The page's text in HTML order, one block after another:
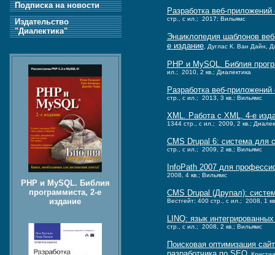
Подписка на новости
Издательство
"Диалектика"
PHP и MySQL. Библия
программиста, 2-е
издание
Разработка веб-
стр., с ил.; 2017; Вильямс
Энциклопедия шаблонов
е издание, Дуглас К. Ван Дaйн,
PHP и MySQL. Библия
ил.; 2010, 2 кв.; Диалектика
Разработка веб-
стр., с ил.; 2013, 3 кв.; Вильямс
XML. Работа с XML, 4-е
1344 стр., с ил.; 2009, 2 кв.;
CMS Drupal 6: система для
стр., с ил.; 2009, 2 кв.; Вильямс
InfoPath 2007 для
2008, 4 кв.; Вильямс
CMS Drupal (Друпал):
Вестгейт; 400 стр., с ил.; 2008, 1
LINQ: язык
стр., с ил.; 2008, 2 кв.; Вильямс
Поисковая оптимизация